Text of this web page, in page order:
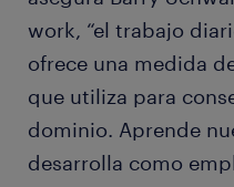
work, “el trabajo
ofrece una medida
que utiliza para
dominio. Aprende
desarrolla como